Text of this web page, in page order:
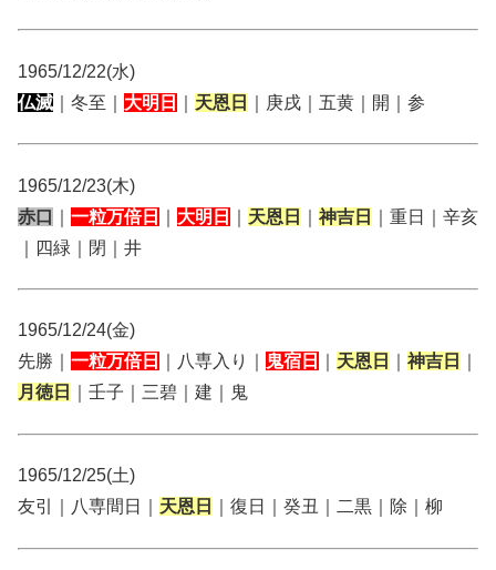
1965/12/22(水)
仏滅 ｜冬至｜ 大明日 天恩日 ｜庚戌｜五黄｜開｜参
1965/12/23(木)
赤口
一粒万倍日 大明日 天恩日 神吉日
｜重日｜辛亥
｜四緑｜閉｜井
1965/12/24(金)
先勝｜ 一粒万倍日 ｜八専入り｜ 鬼宿日 天恩日 神吉日
月徳日
｜壬子｜三碧｜建｜鬼
1965/12/25(土)
友引｜八専間日｜ 天恩日 ｜復日｜癸丑｜二黒｜除｜柳